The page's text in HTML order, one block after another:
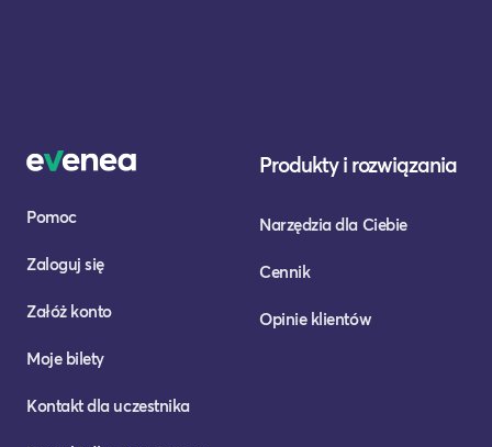
Pomoc
Zaloguj się
Załóż konto
Moje bilety
Kontakt dla uczestnika
Produkty i rozwiązania
Narzędzia dla Ciebie
Cennik
Opinie klientów